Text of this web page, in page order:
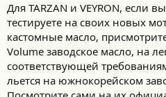
Для TARZAN и VEYRON, если
тестируете на своих новых
кастомные масло,
Volume заводское масло, на
соответствующей
льется на южнокорейском